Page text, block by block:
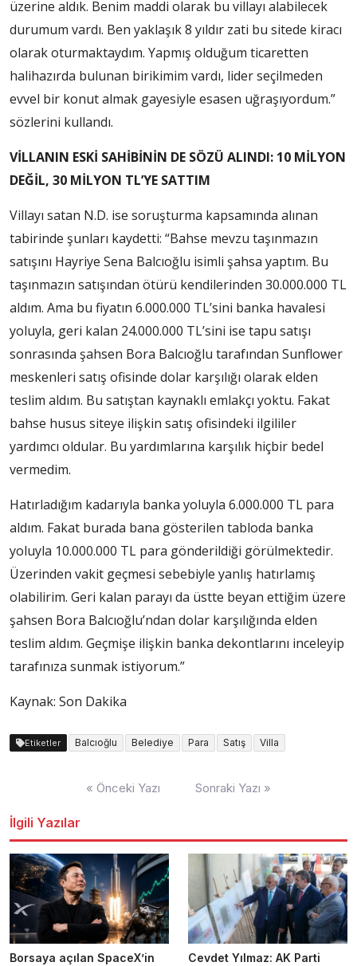
üzerine aldık. Benim maddi olarak bu villayı alabilecek
durumum vardı. Ben yaklaşık 8 yıldır zati bu sitede kiracı
olarak oturmaktaydım. Yapmış olduğum ticaretten
halihazırda bulunan birikimim vardı, lider seçilmeden
evvel bir konut almak gayesiyle esasen uğraşıyordum.”
sözlerini kullandı.
VİLLANIN ESKİ SAHİBİNİN DE SÖZÜ ALINDI: 10 MİLYON
DEĞİL, 30 MİLYON TL’YE SATTIM
Villayı satan N.D. ise soruşturma kapsamında alınan
tabirinde şunları kaydetti: “Bahse mevzu taşınmazın
satışını Hayriye Sena Balcıoğlu isimli şahsa yaptım. Bu
taşınmazın satışından ötürü kendilerinden 30.000.000 TL
aldım. Ama bu fiyatın 6.000.000 TL’sini banka havalesi
yoluyla, geri kalan 24.000.000 TL’sini ise tapu satışı
sonrasında şahsen Bora Balcıoğlu tarafından Sunflower
meskenleri satış ofisinde dolar karşılığı olarak elden
teslim aldım. Bu satıştan kaynaklı emlakçı yoktu. Fakat
bahse husus siteye ilişkin satış ofisindeki ilgililer
yardımcı oldular. Bu yardımlarına karşılık hiçbir bedel
vermedim.
Hatırladığım kadarıyla banka yoluyla 6.000.000 TL para
aldım. Fakat burada bana gösterilen tabloda banka
yoluyla 10.000.000 TL para gönderildiği görülmektedir.
Üzerinden vakit geçmesi sebebiyle yanlış hatırlamış
olabilirim. Geri kalan parayı da üstte beyan ettiğim üzere
şahsen Bora Balcıoğlu’ndan dolar karşılığında elden
teslim aldım. Geçmişe ilişkin banka dekontlarını inceleyip
tarafınıza sunmak istiyorum.”
Kaynak: Son Dakika
Etiketler Balcıoğlu Belediye Para Satış Villa
« Önceki Yazı Sonraki Yazı »
İlgili Yazılar
Borsaya açılan SpaceX’in
Cevdet Yılmaz: AK Parti